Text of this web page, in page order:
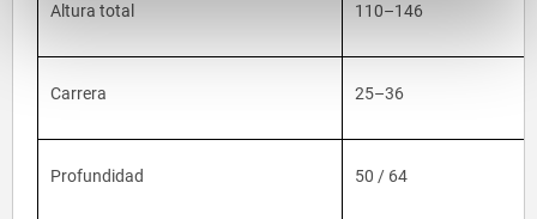
Altura total 110–146
Carrera 25–36
Profundidad 50 / 64